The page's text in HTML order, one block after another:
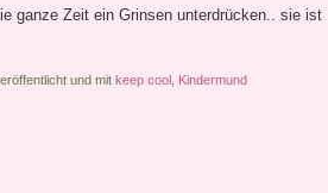
ganze Zeit ein Grinsen unterdrücken.. sie ist
und mit keep cool
Kindermund